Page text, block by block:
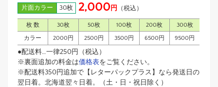
片面カラー 30枚 2,000円 （税込）
枚 数 30枚 50枚 100枚 200枚 300枚
カラー 2000円 2500円 3500円 6500円 9500円
●配送料…一律250円（税込）
※裏面追加の料金は価格表をご覧ください。
※配送料350円追加で【レターパックプラス】なら発送日の
翌日着。北海道翌々日着。（土・日・祝日除く）